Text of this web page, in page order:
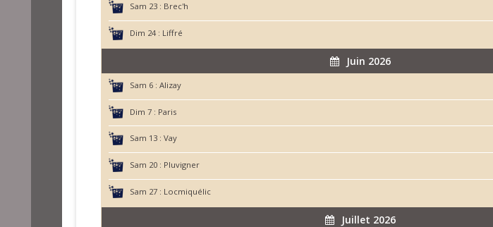
Sam 23 : Brec'h
Dim 24 : Liffré
Juin 2026
Sam 6 : Alizay
Dim 7 : Paris
Sam 13 : Vay
Sam 20 : Pluvigner
Sam 27 : Locmiquélic
Juillet 2026